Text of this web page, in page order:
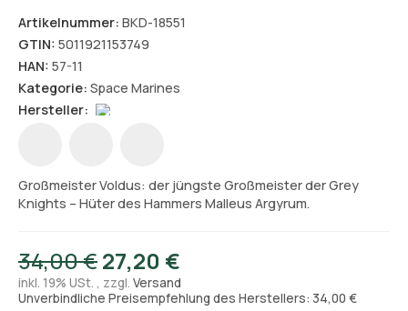
Artikelnummer: BKD-18551
GTIN: 5011921153749
HAN: 57-11
Kategorie: Space Marines
Hersteller:
Großmeister Voldus: der jüngste Großmeister der Grey
Knights – Hüter des Hammers Malleus Argyrum.
34,00 €27,20 €
inkl. 19% USt. , zzgl. Versand
Unverbindliche Preisempfehlung des Herstellers: 34,00 €